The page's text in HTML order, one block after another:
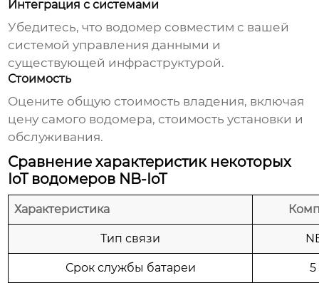
Интеграция с системами
Убедитесь, что водомер совместим с вашей
системой управления данными и
существующей инфраструктурой.
Стоимость
Оцените общую стоимость владения, включая
цену самого водомера, стоимость установки и
обслуживания.
Сравнение характеристик некоторых
IoT водомеров NB-IoT
Характеристика
Тип связи
Срок службы батареи 5